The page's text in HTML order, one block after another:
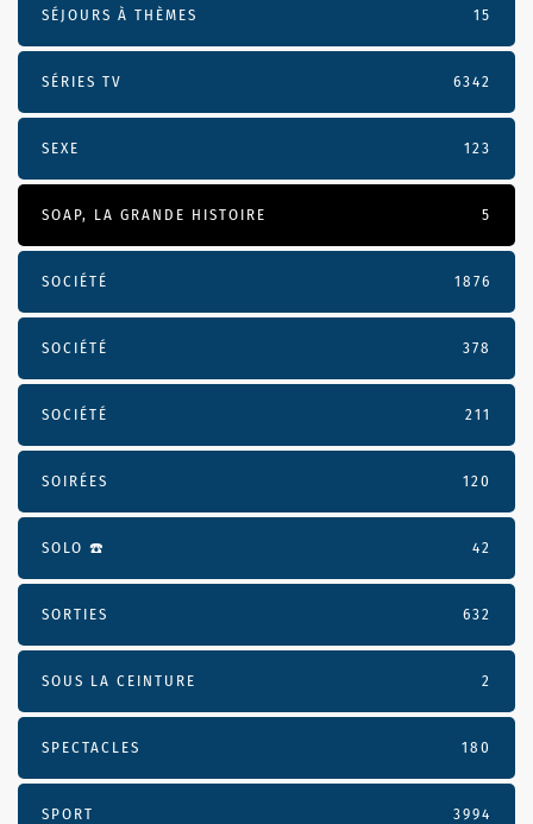
SÉJOURS À THÈMES 15
SÉRIES TV 6342
SEXE 123
SOAP, LA GRANDE HISTOIRE 5
SOCIÉTÉ 1876
SOCIÉTÉ 378
SOCIÉTÉ 211
SOIRÉES 120
SOLO ☎️ 42
SORTIES 632
SOUS LA CEINTURE 2
SPECTACLES 180
SPORT 3994